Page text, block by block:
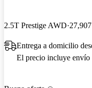
2.5T Prestige AWD
Entrega a domicilio
El precio incluye envío